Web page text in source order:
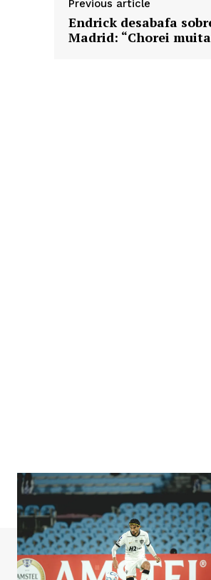
Previous article
Endrick desabafa
Madrid: “Chorei